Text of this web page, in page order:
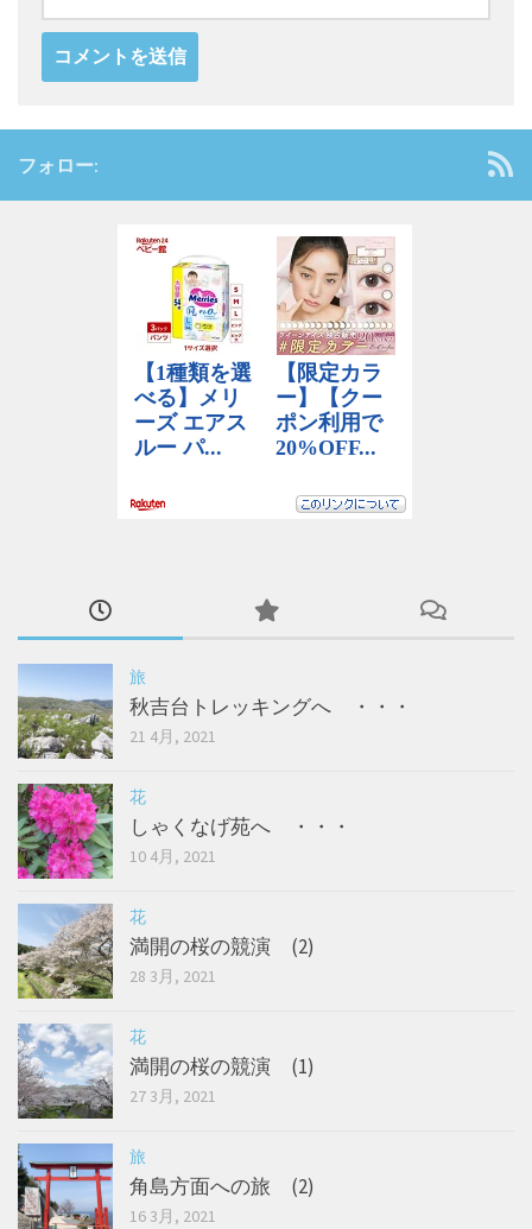
フォロー:
旅
秋吉台トレッキングへ ・・・
21 4月, 2021
花
しゃくなげ苑へ ・・・
10 4月, 2021
花
満開の桜の競演 (2)
28 3月, 2021
花
満開の桜の競演 (1)
27 3月, 2021
旅
角島方面への旅 (2)
16 3月, 2021